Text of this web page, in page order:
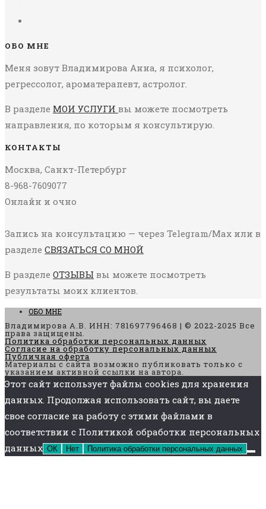
ОБО МНЕ
Меня зовут Владимирова Анна, я психолог,
регрессолог, ароматерапевт, астролог.
В разделе МОИ УСЛУГИ вы можете посмотреть
направления, по которым я консультирую.
КОНТАКТЫ
Москва, Санкт-Петербург
8-968-7609077
Онлайн и очно
Запись на консультацию — через Telegram/Max или в
разделе СВЯЗАТЬСЯ СО МНОЙ
В разделе ОТЗЫВЫ вы можете посмотреть
результаты моих клиентов.
ОБО МНЕ
Владимирова А.В. ИНН: 781697796468 | © 2022-2025 Все
права защищены.
Политика обработки персональных данных
Согласие на обработку персональных данных
Публичная оферта
Материалы с сайта возможно публиковать только с
указанием активной ссылки на автора.
Этот сайт использует файлы cookies для хранения
данных. Продолжая использовать сайт, вы даете
свое согласие на работу с этими файлами в
соответствии с Политикой обработки персональных
данных ОК Нет Политика обработки персональных данных